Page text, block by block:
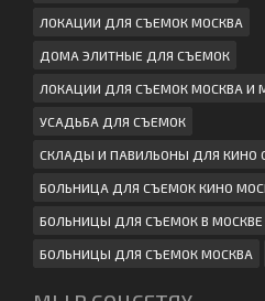
ЛОКАЦИИ ДЛЯ СЪЕМОК МОСКВА
ДОМА ЭЛИТНЫЕ ДЛЯ СЪЕМОК
ЛОКАЦИИ ДЛЯ СЪЕМОК МОСКВА И
УСАДЬБА ДЛЯ СЪЕМОК
СКЛАДЫ И ПАВИЛЬОНЫ ДЛЯ КИНО
БОЛЬНИЦА ДЛЯ СЪЕМОК КИНО
БОЛЬНИЦЫ ДЛЯ СЪЕМОК В МОСКВЕ
БОЛЬНИЦЫ ДЛЯ СЪЕМОК МОСКВА